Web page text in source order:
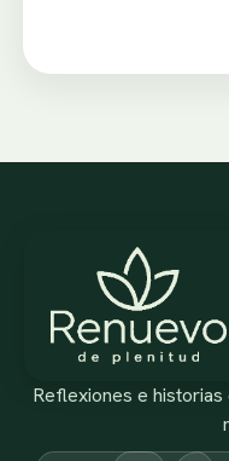
Reflexiones e historias